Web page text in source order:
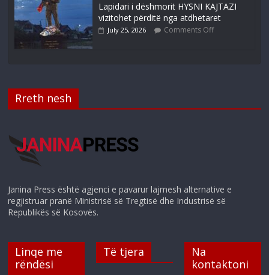
Lapidari i dëshmorit HYSNI KAJTAZI
vizitohet përditë nga atdhetaret
July 25, 2026 Comments Off
Rreth nesh
Janina Press është agjenci e pavarur lajmesh alternative e
regjistruar pranë Ministrisë së Tregtisë dhe Industrisë së
Republikës së Kosovës.
Linqe me
rëndësi
Të tjera
Na
kontaktoni